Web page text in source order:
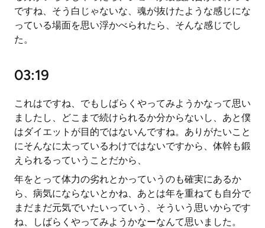
ですね、そう白じゃないな、魂が抜けたような感じにな
っている場面を思い浮かべられたら、そんな感じでし
た。
03:19
これはですね、でもしばらくやってみようかなって思い
ましたし、どこまで続けられるか分からないし、あと僕
はダイエットが目的ではないんですね。ありがたいこと
にそんなに太っているわけではないですから、体幹も鍛
えられるっていうことだから、
年をとって体力の劣れとかっていうのも確実にあるか
ら、病気にならないとかね、あとは年を重ねても自分で
まだまだ元気でいたいっていう、そういう思いからです
ね、しばらくやってみようかなーなんて思いました。